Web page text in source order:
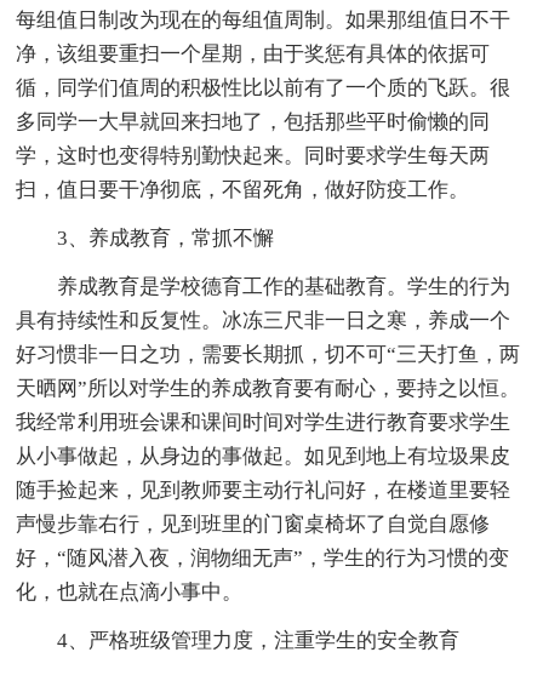
每组值日制改为现在的每组值周制。如果那组值日不干
净，该组要重扫一个星期，由于奖惩有具体的依据可
循，同学们值周的积极性比以前有了一个质的飞跃。很
多同学一大早就回来扫地了，包括那些平时偷懒的同
学，这时也变得特别勤快起来。同时要求学生每天两
扫，值日要干净彻底，不留死角，做好防疫工作。
3、养成教育，常抓不懈
养成教育是学校德育工作的基础教育。学生的行为
具有持续性和反复性。冰冻三尺非一日之寒，养成一个
好习惯非一日之功，需要长期抓，切不可“三天打鱼，两
天晒网”所以对学生的养成教育要有耐心，要持之以恒。
我经常利用班会课和课间时间对学生进行教育要求学生
从小事做起，从身边的事做起。如见到地上有垃圾果皮
随手捡起来，见到教师要主动行礼问好，在楼道里要轻
声慢步靠右行，见到班里的门窗桌椅坏了自觉自愿修
好，“随风潜入夜，润物细无声”，学生的行为习惯的变
化，也就在点滴小事中。
4、严格班级管理力度，注重学生的安全教育